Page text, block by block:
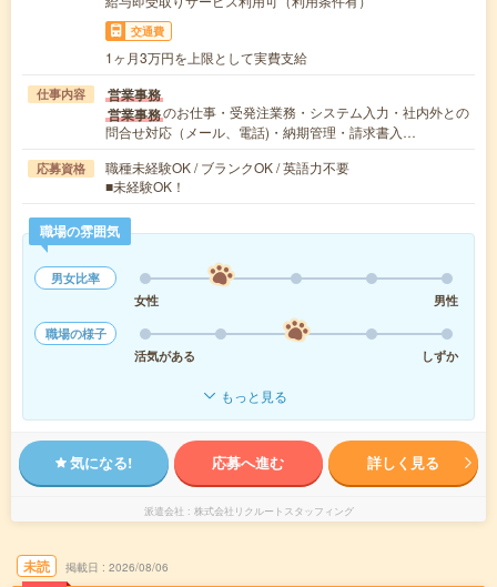
交通費
1ヶ月3万円を上限として実費支給
仕事内容
営業事務
営業事務のお仕事・受発注業務・システム入力・社内外との
問合せ対応（メール、電話)・納期管理・請求書入…
応募資格
職種未経験OK / ブランクOK / 英語力不要
■未経験OK！
職場の雰囲気
男女比率
女性
男性
職場の様子
活気がある
しずか
もっと見る
気になる! 応募へ進む 詳しく見る
派遣会社 株式会社リクルートスタッフィング
未読 掲載日 2026/08/06